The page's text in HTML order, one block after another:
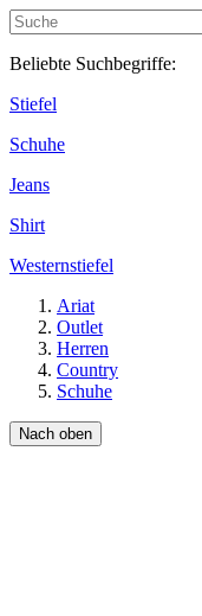
Beliebte Suchbegriffe:
Stiefel
Schuhe
Jeans
Shirt
Westernstiefel
Ariat
Outlet
Herren
Country
Schuhe
Nach oben